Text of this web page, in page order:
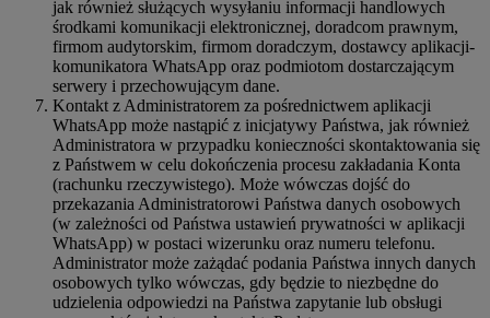
jak również służących wysyłaniu informacji handlowych
środkami komunikacji elektronicznej, doradcom prawnym,
firmom audytorskim, firmom doradczym, dostawcy aplikacji-
komunikatora WhatsApp oraz podmiotom dostarczającym
serwery i przechowującym dane.
Kontakt z Administratorem za pośrednictwem aplikacji
WhatsApp może nastąpić z inicjatywy Państwa, jak również
Administratora w przypadku konieczności skontaktowania się
z Państwem w celu dokończenia procesu zakładania Konta
(rachunku rzeczywistego). Może wówczas dojść do
przekazania Administratorowi Państwa danych osobowych
(w zależności od Państwa ustawień prywatności w aplikacji
WhatsApp) w postaci wizerunku oraz numeru telefonu.
Administrator może zażądać podania Państwa innych danych
osobowych tylko wówczas, gdy będzie to niezbędne do
udzielenia odpowiedzi na Państwa zapytanie lub obsługi